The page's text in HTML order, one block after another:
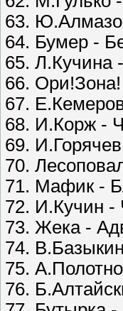
63.
64. Бумер -
65. Л.Кучина
66.
67.
68. И.Корж -
69.
70.
71. Мафик -
72. И.Кучин -
73. Жека -
74.
75.
76.